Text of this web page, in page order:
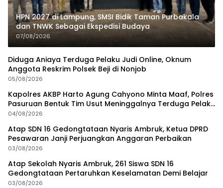
HPN 2027 di Lampung, SMSI Bidik Taman Purbakala
dan TNWK Sebagai Ekspedisi Budaya
07/08/2026
Diduga Aniaya Terduga Pelaku Judi Online, Oknum
Anggota Reskrim Polsek Beji di Nonjob
05/08/2026
Kapolres AKBP Harto Agung Cahyono Minta Maaf, Polres
Pasuruan Bentuk Tim Usut Meninggalnya Terduga Pelaku
Judi Online
04/08/2026
Atap SDN 16 Gedongtataan Nyaris Ambruk, Ketua DPRD
Pesawaran Janji Perjuangkan Anggaran Perbaikan
03/08/2026
Atap Sekolah Nyaris Ambruk, 261 Siswa SDN 16
Gedongtataan Pertaruhkan Keselamatan Demi Belajar
03/08/2026